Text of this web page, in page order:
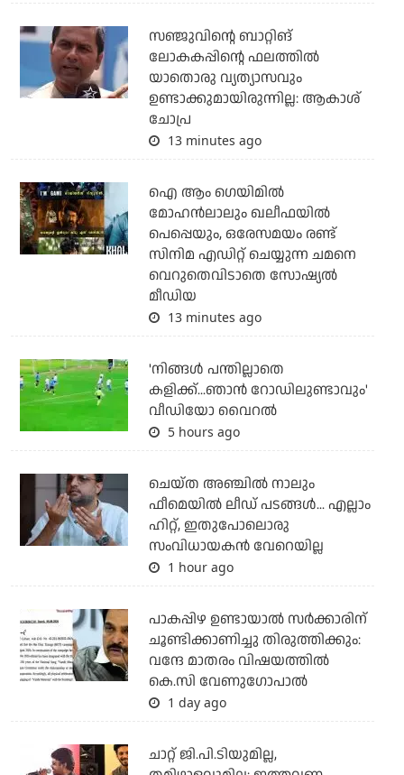
സഞ്ജുവിന്റെ ബാറ്റിങ്
ലോകകപ്പിന്റെ ഫലത്തില്‍
യാതൊരു വ്യത്യാസവും
ഉണ്ടാക്കുമായിരുന്നില്ല: ആകാശ്
ചോപ്ര
13 minutes ago
ഐ ആം ഗെയിമില്‍
മോഹന്‍ലാലും ഖലീഫയില്‍
പെപ്പെയും, ഒരേസമയം രണ്ട്
സിനിമ എഡിറ്റ് ചെയ്യുന്ന ചമനെ
വെറുതെവിടാതെ സോഷ്യല്‍
മീഡിയ
13 minutes ago
'നിങ്ങള്‍ പന്തില്ലാതെ
കളിക്ക്...ഞാന്‍ റോഡിലുണ്ടാവും'
വീഡിയോ വൈറല്‍
5 hours ago
ചെയ്ത അഞ്ചില്‍ നാലും
ഫീമെയില്‍ ലീഡ് പടങ്ങള്‍... എല്ലാം
ഹിറ്റ്, ഇതുപോലൊരു
സംവിധായകന്‍ വേറെയില്ല
1 hour ago
പാകപ്പിഴ ഉണ്ടായാല്‍ സര്‍ക്കാരിന്
ചൂണ്ടിക്കാണിച്ചു തിരുത്തിക്കും:
വന്ദേ മാതരം വിഷയത്തില്‍
കെ.സി വേണുഗോപാല്‍
1 day ago
ചാറ്റ് ജി.പി.ടിയുമില്ല,